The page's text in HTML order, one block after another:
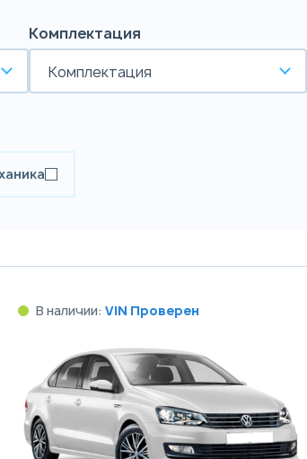
Комплектация
Комплектация
В наличии: VIN Проверен